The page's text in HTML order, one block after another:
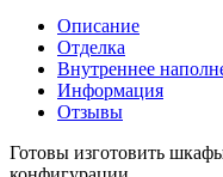
Описание
Отделка
Внутреннее
Информация
Отзывы
Готовы изготовить